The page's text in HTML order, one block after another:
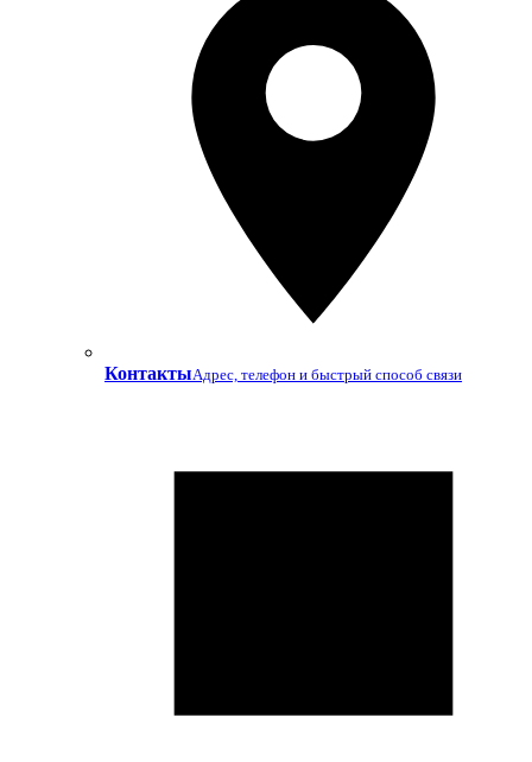
КонтактыАдрес, телефон и быстрый способ связи